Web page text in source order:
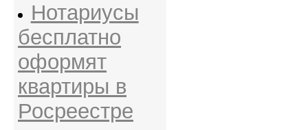
Нотариусы
бесплатно
оформят
квартиры в
Росреестре